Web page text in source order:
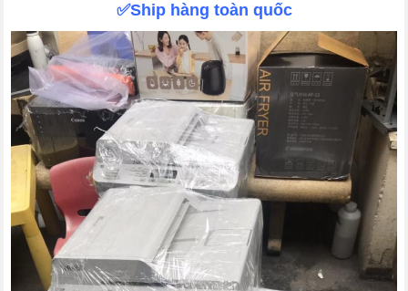
✅Ship hàng toàn quốc